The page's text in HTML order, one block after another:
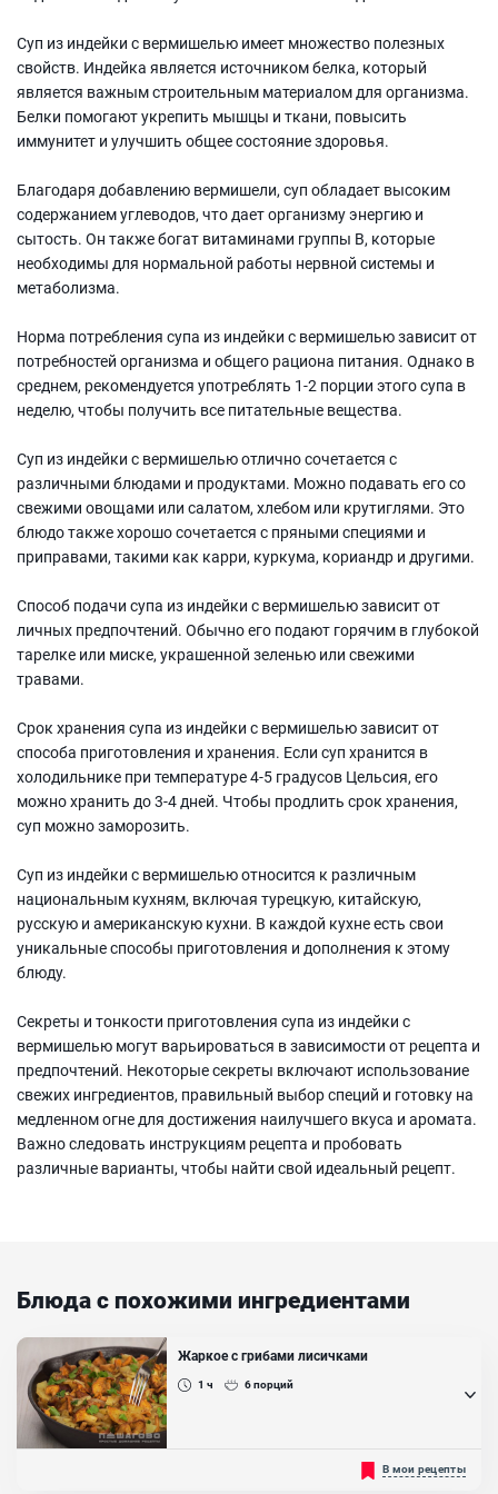
Суп из индейки с вермишелью имеет множество полезных
свойств. Индейка является источником белка, который
является важным строительным материалом для организма.
Белки помогают укрепить мышцы и ткани, повысить
иммунитет и улучшить общее состояние здоровья.
Благодаря добавлению вермишели, суп обладает высоким
содержанием углеводов, что дает организму энергию и
сытость. Он также богат витаминами группы B, которые
необходимы для нормальной работы нервной системы и
метаболизма.
Норма потребления супа из индейки с вермишелью зависит от
потребностей организма и общего рациона питания. Однако в
среднем, рекомендуется употреблять 1-2 порции этого супа в
неделю, чтобы получить все питательные вещества.
Суп из индейки с вермишелью отлично сочетается с
различными блюдами и продуктами. Можно подавать его со
свежими овощами или салатом, хлебом или крутиглями. Это
блюдо также хорошо сочетается с пряными специями и
приправами, такими как карри, куркума, кориандр и другими.
Способ подачи супа из индейки с вермишелью зависит от
личных предпочтений. Обычно его подают горячим в глубокой
тарелке или миске, украшенной зеленью или свежими
травами.
Срок хранения супа из индейки с вермишелью зависит от
способа приготовления и хранения. Если суп хранится в
холодильнике при температуре 4-5 градусов Цельсия, его
можно хранить до 3-4 дней. Чтобы продлить срок хранения,
суп можно заморозить.
Суп из индейки с вермишелью относится к различным
национальным кухням, включая турецкую, китайскую,
русскую и американскую кухни. В каждой кухне есть свои
уникальные способы приготовления и дополнения к этому
блюду.
Секреты и тонкости приготовления супа из индейки с
вермишелью могут варьироваться в зависимости от рецепта и
предпочтений. Некоторые секреты включают использование
свежих ингредиентов, правильный выбор специй и готовку на
медленном огне для достижения наилучшего вкуса и аромата.
Важно следовать инструкциям рецепта и пробовать
различные варианты, чтобы найти свой идеальный рецепт.
Блюда с похожими ингредиентами
Жаркое с грибами лисичками
1 ч 6порций
Жаркое считается старинным блюдом и готовили его, как
правило, в русской печи. Поэтому блюдо можно считать исконно
В мои рецепты